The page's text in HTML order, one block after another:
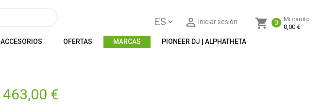
shopping_cart 0
Mi carrito
0,00 €
 Iniciar sesión
ACCESORIOS OFERTAS MARCAS PIONEER DJ | ALPHATHETA
463,00 €